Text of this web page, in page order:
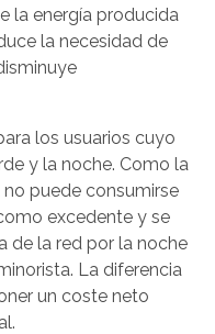
la energía producida
la necesidad de
los usuarios cuyo
y la noche. Como la
puede consumirse
excedente y se
de la red por la noche
La diferencia
un coste neto